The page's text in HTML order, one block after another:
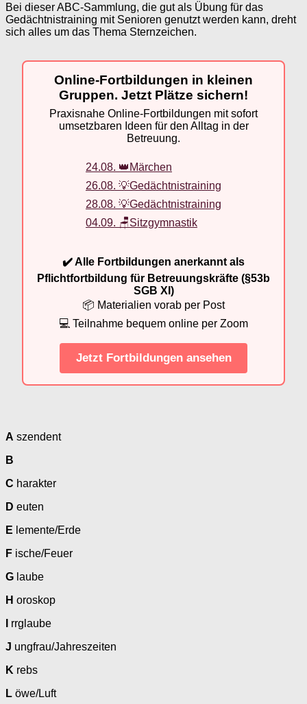
Bei dieser ABC-Sammlung, die gut als Übung für das
Gedächtnistraining mit Senioren genutzt werden kann, dreht
sich alles um das Thema Sternzeichen.
Online-Fortbildungen in kleinen
Gruppen. Jetzt Plätze sichern!
Praxisnahe Online-Fortbildungen mit sofort
umsetzbaren Ideen für den Alltag in der
Betreuung.
24.08. 👑Märchen
26.08. 💡Gedächtnistraining
28.08. 💡Gedächtnistraining
04.09. 🪑Sitzgymnastik
✔️ Alle Fortbildungen anerkannt als
Pflichtfortbildung für Betreuungskräfte (§53b
SGB XI)
📦 Materialien vorab per Post
💻 Teilnahme bequem online per Zoom
Jetzt Fortbildungen ansehen
A szendent
B
C harakter
D euten
E lemente/Erde
F ische/Feuer
G laube
H oroskop
rrglaube
J ungfrau/Jahreszeiten
K rebs
L öwe/Luft